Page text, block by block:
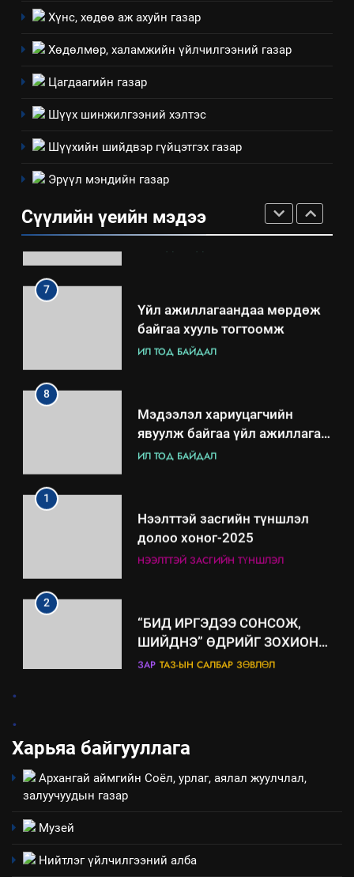
Хүнс, хөдөө аж ахуйн газар
Хөдөлмөр, халамжийн үйлчилгээний газар
Цагдаагийн газар
Шүүх шинжилгээний хэлтэс
Шүүхийн шийдвэр гүйцэтгэх газар
Эрүүл мэндийн газар
Сүүлийн үеийн мэдээ
зөвлөлийн 2025 оны үйл
төлөвлөгөө
ТАЗ-ЫН САЛБАР ЗӨВЛӨЛ
5
“Шинэтгэлээр түүчээлсэн
зохион байгуулах арга
ТАЗ-ЫН САЛБАР ЗӨВЛӨЛ
Санхүүгийн тайланд хийсэн
ИЛ ТОД БАЙДАЛ
7
байгаа хууль тогтоомж
ИЛ ТОД БАЙДАЛ
8
явуулж байгаа үйл ажиллагаа,
үйлдвэрлэл, үйлчилгээ,
ашиглаж байгаа техник,
технологийн хүн, мал, амьтны
нөлөөллийн талаарх
мэдээлэл
ИЛ ТОД БАЙДАЛ
1
долоо хоног-2025
НЭЭЛТТЭЙ ЗАСГИЙН ТҮНШЛЭЛ
2
ШИЙДНЭ” ӨДРИЙГ ЗОХИОН
БАЙГУУЛНА
ЗАР ТАЗ-ЫН САЛБАР ЗӨВЛӨЛ
4
ажиллагааны жилийн
.
.
Харьяа байгууллага
Архангай аймгийн Соёл, урлаг, аялал жуулчлал,
залуучуудын газар
Музей
Нийтлэг үйлчилгээний алба